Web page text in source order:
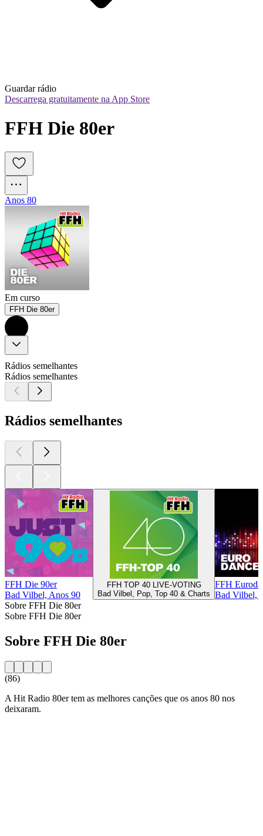
Guardar rádio
Descarrega gratuitamente na App Store
FFH Die 80er
Anos 80
Em curso
FFH Die 80er
Rádios semelhantes
Rádios semelhantes
Rádios semelhantes
FFH Die 90er
Bad Vilbel, Anos 90
FFH TOP 40 LIVE-VOTING
Bad Vilbel, Pop, Top 40 & Charts
FFH
Bad Vilbel,
Sobre FFH Die 80er
Sobre FFH Die 80er
Sobre FFH Die 80er
(86)
A Hit Radio 80er tem as melhores canções que os anos 80 nos
deixaram.